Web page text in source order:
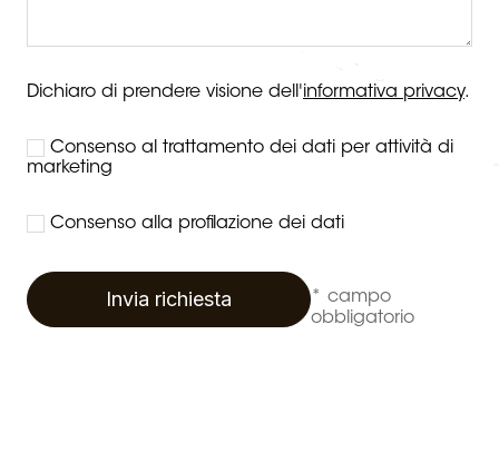
Dichiaro di prendere visione dell'informativa privacy.
Consenso al trattamento dei dati per attività di
marketing
Consenso alla profilazione dei dati
Invia richiesta
* campo
obbligatorio